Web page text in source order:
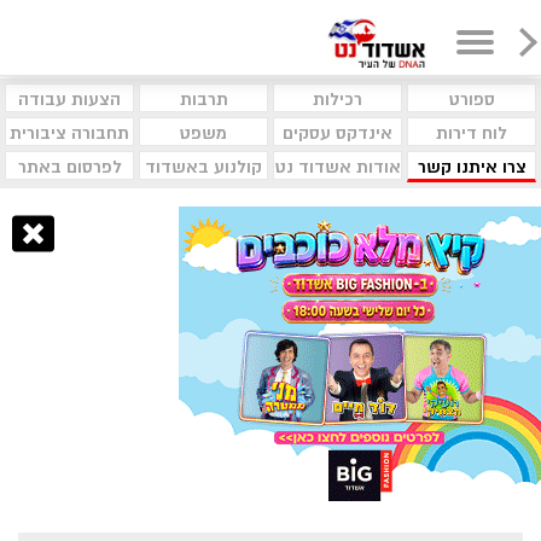
ספורט רכילות תרבות
הצעות עבודה
לוח דירות
אינדקס עסקים משפט
תחבורה ציבורית
צרו איתנו קשר
אודות אשדוד נט קולנוע באשדוד לפרסום באתר